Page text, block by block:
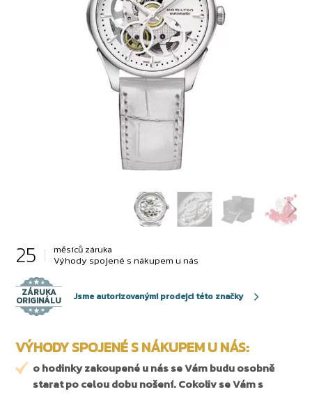
25
měsíců záruka
Výhody spojené s nákupem u nás
ZÁRUKA
ORIGINÁLU Jsme autorizovanými prodejci této značky
VÝHODY SPOJENÉ S NÁKUPEM U NÁS:
o hodinky zakoupené u nás se Vám budu osobně
starat po celou dobu nošení. Cokoliv se Vám s